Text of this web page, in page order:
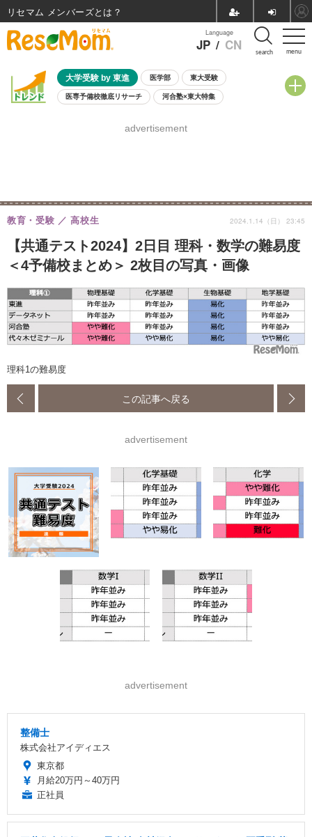
menu
Language
JP / CN search
大学受験 by 東進 医学部 東大受験
医専予備校徹底リサーチ 河合塾×東大特集
8月開催学校説明会・相談会
advertisement
【共通テスト2024】2日目 理科・数学の難易度
＜4予備校まとめ＞ 2枚目の写真・画像
教育・受験 高校生 2024.1.14（日） 23:45
理科1の難易度
この記事へ戻る
advertisement
advertisement
整備士
株式会社アイディエス
東京都
月給20万円～40万円
正社員
リセマム メンバーズ